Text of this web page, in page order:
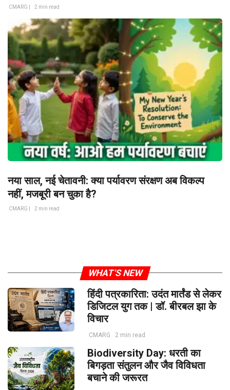
CMARG | 2 min read
नया साल, नई चेतावनी: क्या पर्यावरण संरक्षण अब विकल्प
नहीं, मजबूरी बन चुका है?
CMARG | 2 min read
WHAT'S NEW
हिंदी पत्रकारिता: उदंत मार्तंड से लेकर
डिजिटल युग तक | डॉ. बीरबल झा के
विचार
CMARG 2 min read
Biodiversity Day: धरती का
बिगड़ता संतुलन और जैव विविधता
बचाने की जरूरत